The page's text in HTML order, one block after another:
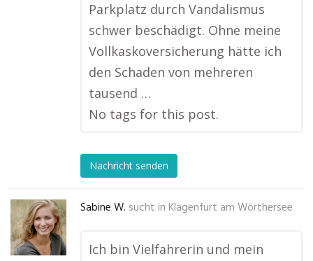
Parkplatz durch Vandalismus
schwer beschädigt. Ohne meine
Vollkaskoversicherung hätte ich
den Schaden von mehreren
tausend …
No tags for this post.
Nachricht senden
Sabine W. sucht in Klagenfurt am Wörthersee
Ich bin Vielfahrerin und mein